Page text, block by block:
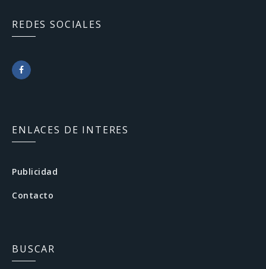
REDES SOCIALES
c
e
ENLACES DE INTERES
Publicidad
Contacto
BUSCAR